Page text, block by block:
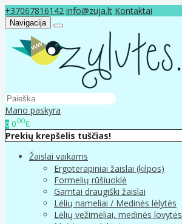
+37067816142 info@zuja.lt Kontaktai
Navigacija
Mano paskyra
0 000€
Prekių krepšelis tuščias!
Žaislai vaikams
Ergoterapiniai žaislai (kilpos)
Formelių rūšiuoklė
Gamtai draugiški žaislai
Lėlių nameliai / Medinės lėlytės
Lėlių vežimėliai, medinės lovytės